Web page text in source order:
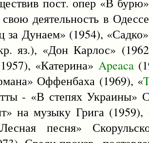
деятельность в
Дунаем» (1954),
яз.), «Дон Карлос»
«Катерина» Apeaca
Оффенбаха (1969), «
- «В степях Украины»
на музыку Грига (1959),
песня»